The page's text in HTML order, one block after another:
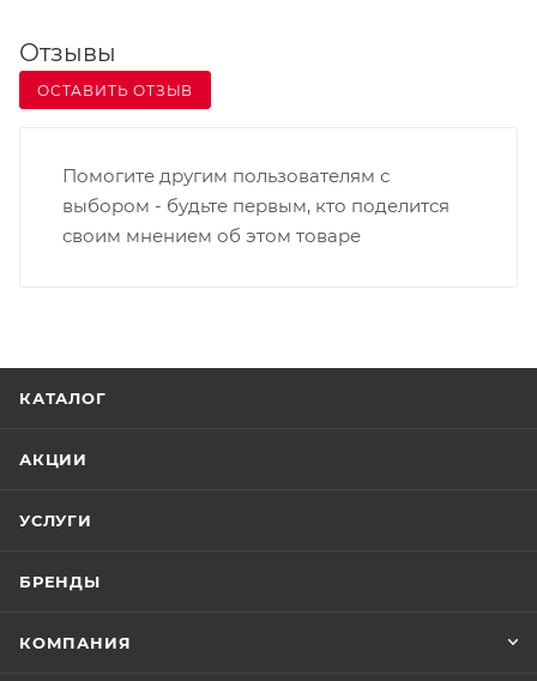
Отзывы
ОСТАВИТЬ ОТЗЫВ
Помогите другим пользователям с
выбором - будьте первым, кто поделится
своим мнением об этом товаре
КАТАЛОГ
АКЦИИ
УСЛУГИ
БРЕНДЫ
КОМПАНИЯ